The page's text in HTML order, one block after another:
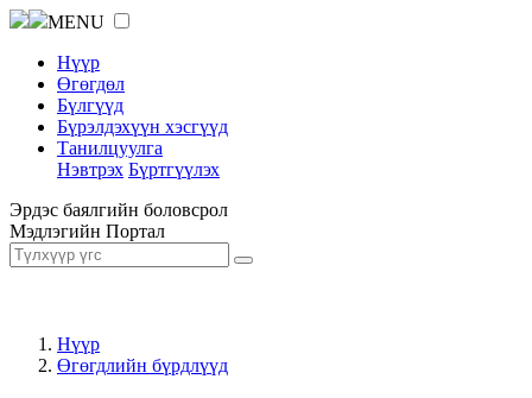
MENU
Нүүр
Өгөгдөл
Бүлгүүд
Бүрэлдэхүүн хэсгүүд
Танилцуулга
Нэвтрэх Бүртгүүлэх
Эрдэс баялгийн боловсрол
Мэдлэгийн Портал
Нүүр
Өгөгдлийн бүрдлүүд